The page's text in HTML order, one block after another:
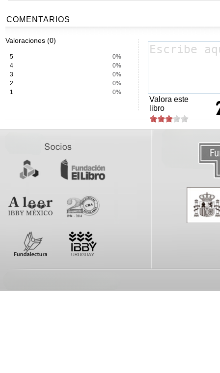
COMENTARIOS
Valoraciones (0)
5
0%
4
0%
3
0%
2
0%
1
0%
Valora este
libro